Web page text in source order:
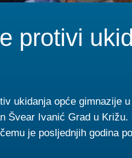
protivi
ukidanja opće gimnazije
Švear Ivanić Grad u
je posljednjih godina